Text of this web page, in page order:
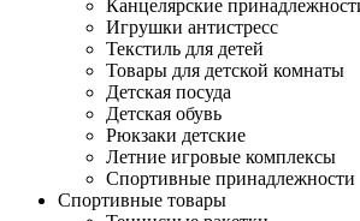
Канцелярские
Игрушки антистресс
Текстиль для детей
Товары для детской комнаты
Детская посуда
Детская обувь
Рюкзаки детские
Летние игровые комплексы
Спортивные принадлежности
Спортивные товары